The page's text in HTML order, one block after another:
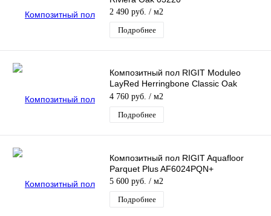
2 490 руб. / м2
Подробнее
Композитный пол RIGIT Moduleo
LayRed Herringbone Classic Oak
24844
4 760 руб. / м2
Подробнее
Композитный пол RIGIT Aquafloor
Parquet Plus AF6024PQN+
5 600 руб. / м2
Подробнее